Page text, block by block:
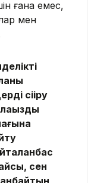
ғана емес,
мен
сіңіру
сен